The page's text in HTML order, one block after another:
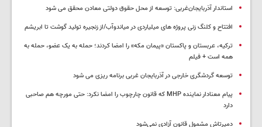
استاندار آذربایجان‌غربی: توسعه از محل حقوق دولتی معادن محقق می شود
افتتاح و کلنگ زنی پروژه های میلیاردی در میاندوآب/از زنجیره تولید گوشت تا ابریشم
ترکیه، عربستان و پاکستان «پیمان مکه» را امضا کردند؛ حمله به یک عضو، حمله به
همه است + فیلم
توسعه گردشگری خارجی در آذربایجان غربی برنامه ریزی می شود
پیام معنادار نماینده MHP که قانون چارچوب را امضا نکرد: حتی مورچه هم صاحبی
دارد
دمیرتاش مشمول قانون آزادی نمی‌شود